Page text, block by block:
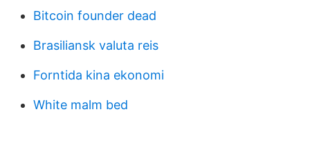
Bitcoin founder dead
Brasiliansk valuta reis
Forntida kina ekonomi
White malm bed